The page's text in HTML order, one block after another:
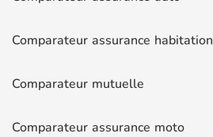
Comparateur assurance habitation
Comparateur mutuelle
Comparateur assurance moto